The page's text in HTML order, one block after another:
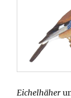
Eichelhäher